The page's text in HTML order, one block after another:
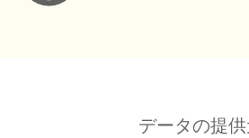
データの提